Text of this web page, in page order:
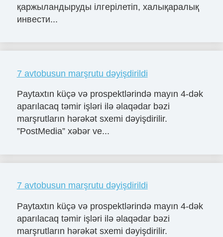
қаржыландыруды ілгерілетіп, халықаралық
инвести...
7 avtobusun marşrutu dəyişdirildi
Paytaxtın küçə və prospektlərində mayın 4-dək
aparılacaq təmir işləri ilə əlaqədar bəzi
marşrutların hərəkət sxemi dəyişdirilir.
”PostMedia” xəbər ve...
7 avtobusun marşrutu dəyişdirildi
Paytaxtın küçə və prospektlərində mayın 4-dək
aparılacaq təmir işləri ilə əlaqədar bəzi
marşrutların hərəkət sxemi dəyişdirilir.